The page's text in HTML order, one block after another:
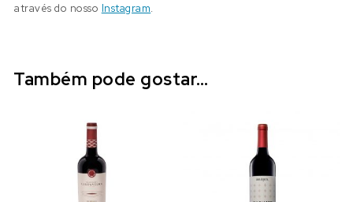
através do nosso Instagram.
Também pode gostar…